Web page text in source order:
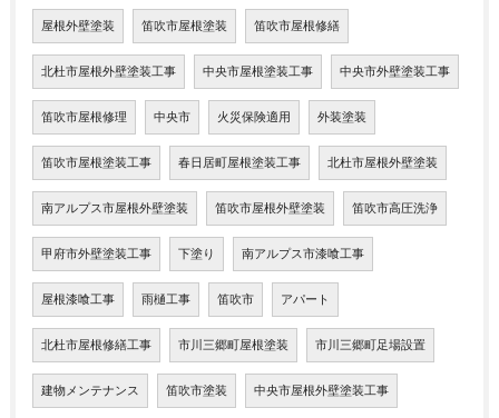
屋根外壁塗装 笛吹市屋根塗装 笛吹市屋根修繕
北杜市屋根外壁塗装工事 中央市屋根塗装工事 中央市外壁塗装工事
笛吹市屋根修理 中央市 火災保険適用 外装塗装
笛吹市屋根塗装工事 春日居町屋根塗装工事 北杜市屋根外壁塗装
南アルプス市屋根外壁塗装 笛吹市屋根外壁塗装 笛吹市高圧洗浄
甲府市外壁塗装工事 下塗り 南アルプス市漆喰工事
屋根漆喰工事 雨樋工事 笛吹市 アパート
北杜市屋根修繕工事 市川三郷町屋根塗装 市川三郷町足場設置
建物メンテナンス 笛吹市塗装 中央市屋根外壁塗装工事